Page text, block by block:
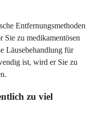
Entfernungsmethoden
Sie zu medikamentösen
Läusebehandlung für
ist, wird er Sie zu
zu viel